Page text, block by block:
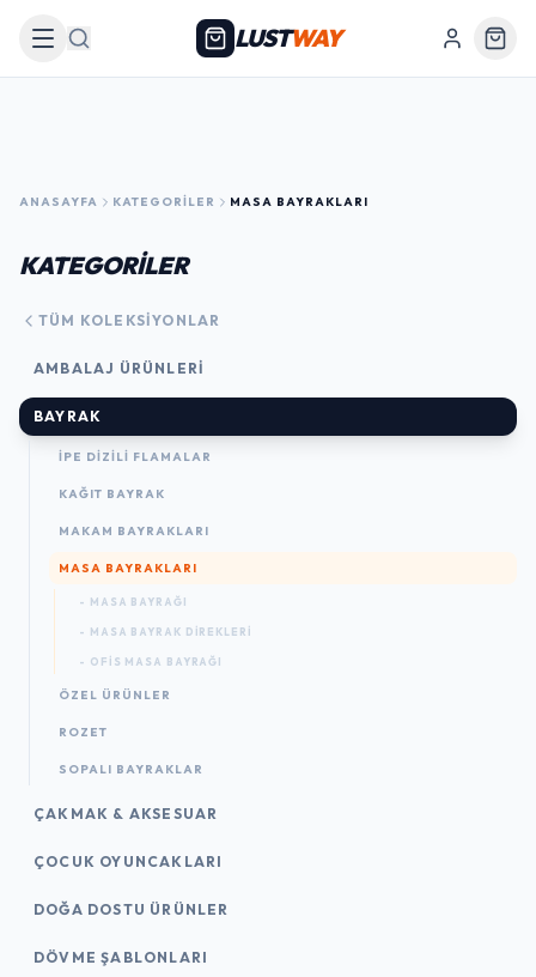
Arama LUSTWAY
ANASAYFA KATEGORILER MASA BAYRAKLARI
KATEGORİLER
TÜM KOLEKSIYONLAR
AMBALAJ ÜRÜNLERI
BAYRAK
İPE DİZİLİ FLAMALAR
KAĞIT BAYRAK
MAKAM BAYRAKLARI
MASA BAYRAKLARI
- MASA BAYRAĞI
- MASA BAYRAK DIREKLERI
- OFIS MASA BAYRAĞI
ÖZEL ÜRÜNLER
ROZET
SOPALI BAYRAKLAR
ÇAKMAK & AKSESUAR
ÇOCUK OYUNCAKLARI
DOĞA DOSTU ÜRÜNLER
DÖVME ŞABLONLARI